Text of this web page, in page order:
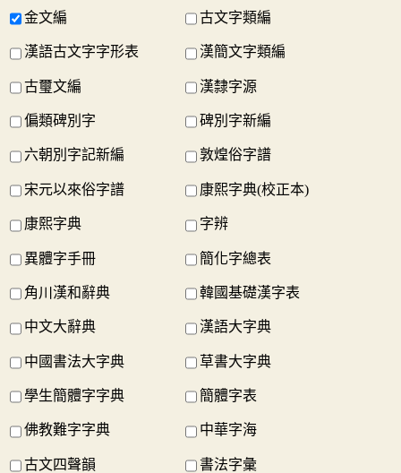
金文編 古文字類編
漢語古文字字形表 漢簡文字類編
古璽文編 漢隸字源
偏類碑別字 碑別字新編
六朝別字記新編 敦煌俗字譜
宋元以來俗字譜 康熙字典(校正本)
康熙字典 字辨
異體字手冊 簡化字總表
角川漢和辭典 韓國基礎漢字表
中文大辭典 漢語大字典
中國書法大字典 草書大字典
學生簡體字字典 簡體字表
佛教難字字典 中華字海
古文四聲韻 書法字彙